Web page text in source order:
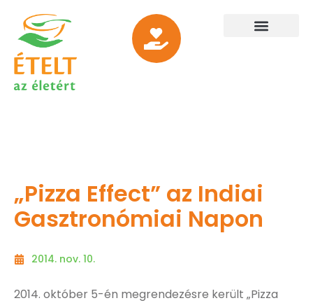
„Pizza Effect” az Indiai
Gasztronómiai Napon
2014. nov. 10.
2014. október 5-én megrendezésre került „Pizza